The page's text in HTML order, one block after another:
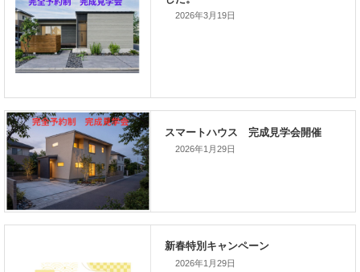
家づくりこぼれ話！
新着のイベント情報
て開催します！！無事終了いたし
した。
2026年3月19日
2026年1月29日
2026年1月29日